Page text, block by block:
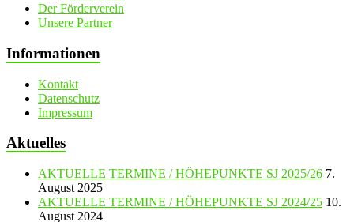
Der Förderverein
Unsere Partner
Informationen
Kontakt
Datenschutz
Impressum
Aktuelles
AKTUELLE TERMINE / HÖHEPUNKTE SJ 2025/26 7.
August 2025
AKTUELLE TERMINE / HÖHEPUNKTE SJ 2024/25 10.
August 2024